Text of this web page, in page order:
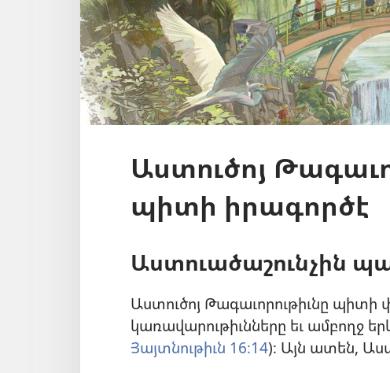
Աստուծոյ
պիտի իրագործէ
Աստուածաշունչին
Աստուծոյ Թագաւորութիւնը պիտի
կառավարութիւնները եւ ամբողջ
Յայտնութիւն 16։14)։ Այն ատեն,